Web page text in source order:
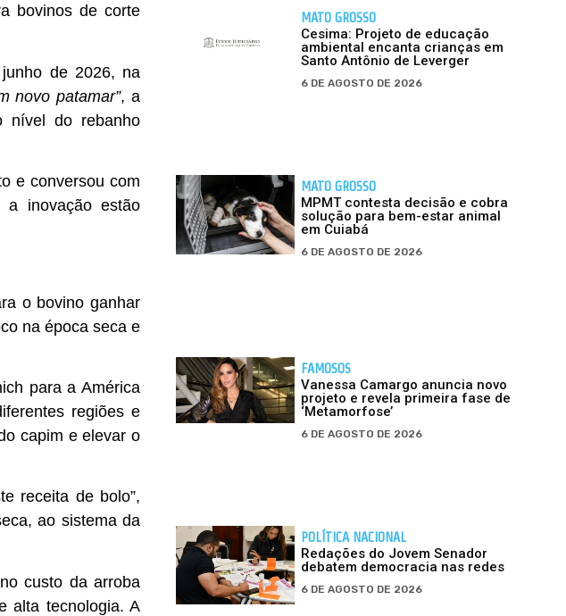
bovinos de corte
de 2026, na
novo patamar”, a
nível do rebanho
e conversou com
a inovação estão
o bovino ganhar
na época seca e
para a América
regiões e
capim e elevar o
receita de bolo”,
ao sistema da
custo da arroba
alta tecnologia. A
MATO GROSSO
Cesima: Projeto de educação
ambiental encanta crianças em
Santo Antônio de Leverger
6 DE AGOSTO DE 2026
MATO GROSSO
MPMT contesta decisão e cobra
solução para bem-estar animal
em Cuiabá
6 DE AGOSTO DE 2026
FAMOSOS
Vanessa Camargo anuncia novo
projeto e revela primeira fase de
‘Metamorfose’
6 DE AGOSTO DE 2026
POLÍTICA NACIONAL
Redações do Jovem Senador
debatem democracia nas redes
6 DE AGOSTO DE 2026